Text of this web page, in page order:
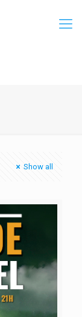
Show all